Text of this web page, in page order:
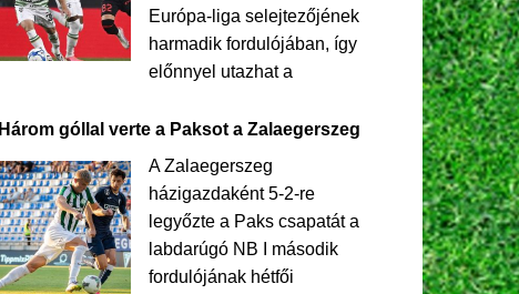
Európa-liga selejtezőjének
harmadik fordulójában, így
előnnyel utazhat a
Három góllal verte a Paksot a Zalaegerszeg
A Zalaegerszeg
házigazdaként 5-2-re
legyőzte a Paks csapatát a
labdarúgó NB I második
fordulójának hétfői